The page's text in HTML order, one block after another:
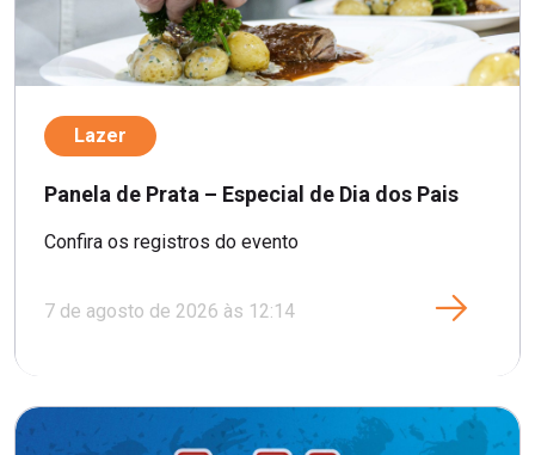
Lazer
Panela de Prata – Especial de Dia dos Pais
Confira os registros do evento
7 de agosto de 2026 às 12:14